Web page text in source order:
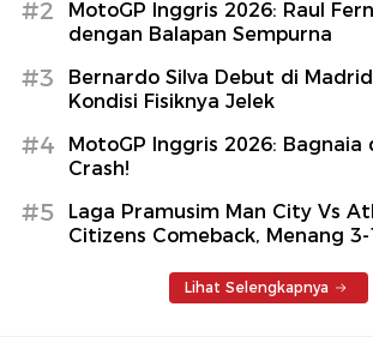
#2
MotoGP Inggris 2026: Raul
dengan Balapan Sempurna
#3
Bernardo Silva Debut di
Kondisi Fisiknya Jelek
#4
MotoGP Inggris 2026: Bagnaia
Crash!
#5
Laga Pramusim Man City Vs
Citizens Comeback, Menang 3-
Lihat Selengkapnya